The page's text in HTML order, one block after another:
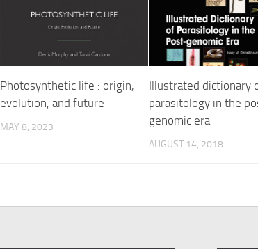
Photosynthetic life : origin,
evolution, and future
MAY 8, 2023
Illustrated dictionary
parasitology in the
genomic era
AUGUST 14, 2018